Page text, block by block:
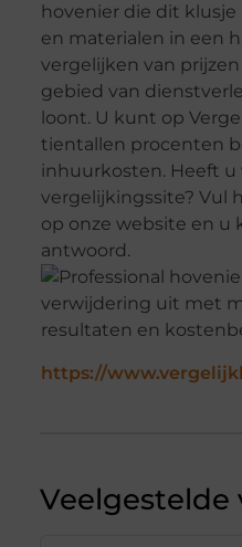
hovenier die dit
en materialen in een
vergelijken van
gebied van
loont. U kunt op
tientallen procenten
inhuurkosten. Heeft u
vergelijkingssite? Vul
op onze website en u
antwoord.
https://
Veelgestelde